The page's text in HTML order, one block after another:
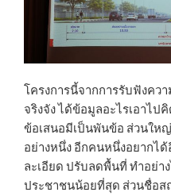
โครงการนี้จากการรับฟังคว
จริงจัง ได้ข้อมูลอะไรเอาไ
ข้อเสนอมีเป็นพันข้อ ส่วนให
อย่างหนึ่ง อีกคนหนึ่งอยากไ
ละเอียด ปรับลดพื้นที่ ทำอย่า
ประชาชนน้อยที่สุด ส่วนชื่อส